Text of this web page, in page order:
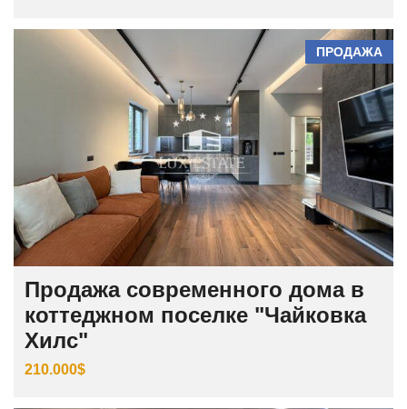
ПРОДАЖА
Продажа современного дома в
коттеджном поселке "Чайковка
Хилс"
210.000$